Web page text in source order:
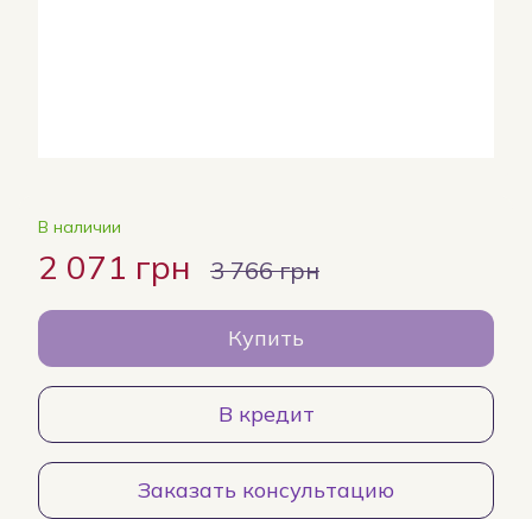
В наличии
2 071 грн 3 766 грн
Купить
В кредит
Заказать консультацию